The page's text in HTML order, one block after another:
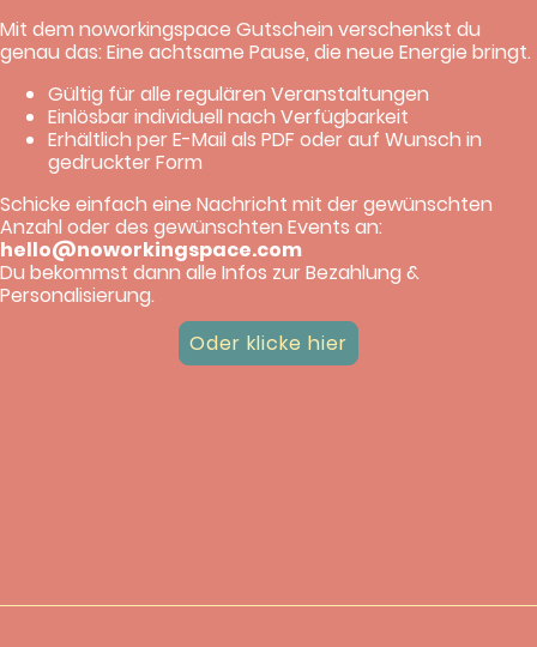
Mit dem noworkingspace Gutschein verschenkst du
genau das: Eine achtsame Pause, die neue Energie bringt.
Gültig für alle regulären Veranstaltungen
Einlösbar individuell nach Verfügbarkeit
Erhältlich per E-Mail als PDF oder auf Wunsch in
gedruckter Form
Schicke einfach eine Nachricht mit der gewünschten
Anzahl oder des gewünschten Events an:
hello@noworkingspace.com
Du bekommst dann alle Infos zur Bezahlung &
Personalisierung.
Oder klicke hier